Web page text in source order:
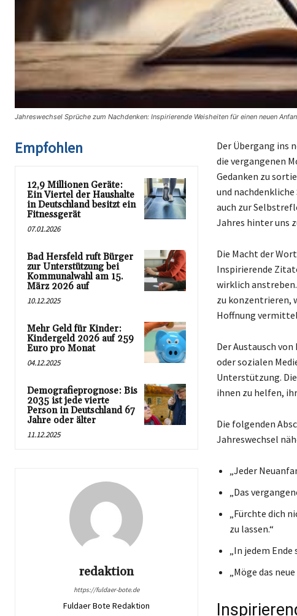
Jahreswechsel Sprüche zum Nachdenken: Inspirierende Weisheiten für einen neuen
Empfohlen
12,9 Millionen Geräte:
Ein Viertel der Haushalte
in Deutschland besitzt ein
Fitnessgerät
07.01.2026
Bad Hersfeld ruft Bürger
zur Unterstützung bei
Kommunalwahl am 15.
März 2026 auf
10.12.2025
Mehr Geld für Kinder:
Kindergeld 2026 auf 259
Euro pro Monat
04.12.2025
Demografieprognose: Bis
2035 ist jede vierte
Person in Deutschland 67
Jahre oder älter
11.12.2025
redaktion
https://fuldaer-bote.de
Fuldaer Bote Redaktion
Der Übergang ins
die vergangenen
Gedanken zu
und
auch zur
Jahres hinter uns
Die Macht der
Inspirierende
wirklich anstreben.
zu konzentrieren,
Hoffnung
Der Austausch
oder sozialen
Unterstützung.
ihnen zu helfen,
Die folgenden
Jahreswechsel
„Jeder
„Das
„Fürchte dich
zu lassen.“
„In jedem
„Möge das